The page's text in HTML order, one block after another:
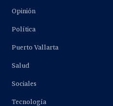
Opinión
Política
Puerto Vallarta
Salud
Sociales
Tecnología